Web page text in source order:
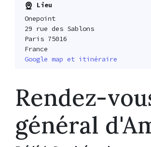
Lieu
Onepoint
29 rue des Sablons
Paris 75016
France
Google map et itinéraire
Rendez-
général